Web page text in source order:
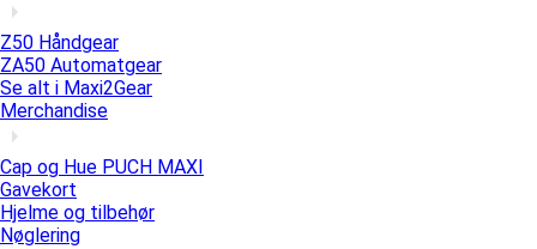
Z50 Håndgear
ZA50 Automatgear
Se alt i Maxi2Gear
Merchandise
Cap og Hue PUCH MAXI
Gavekort
Hjelme og tilbehør
Nøglering